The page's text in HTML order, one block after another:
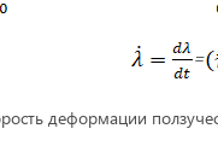
=
деформации